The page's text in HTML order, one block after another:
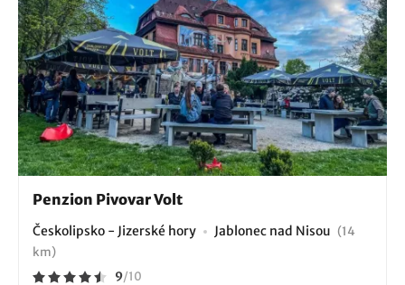
Penzion Pivovar Volt
Českolipsko - Jizerské hory Jablonec nad Nisou (14
km)
9/10